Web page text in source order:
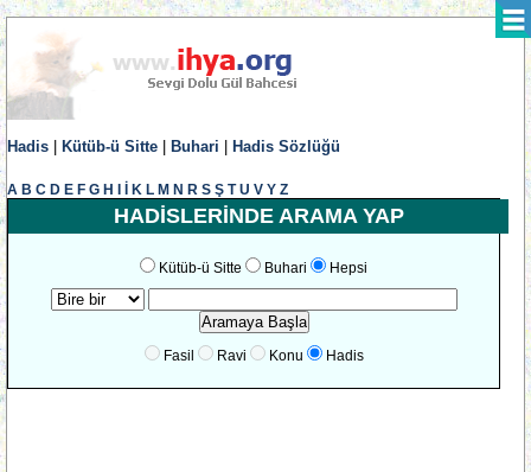
Hadis Kütüb-ü Sitte Buhari Hadis Sözlüğü
A B C D E F G H K L M N R S Ş T U V Y Z
HADİSLERİNDE ARAMA YAP
Kütüb-ü Sitte Buhari Hepsi
Fasil Ravi Konu Hadis